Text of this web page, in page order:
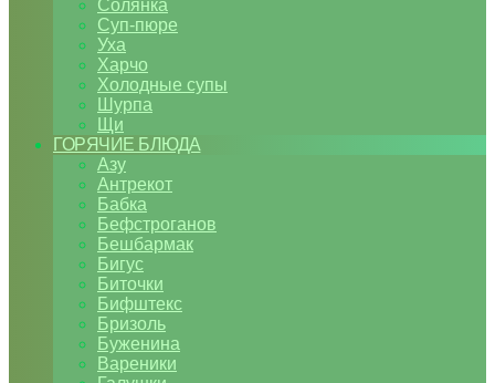
Солянка
Суп-пюре
Уха
Харчо
Холодные супы
Шурпа
Щи
ГОРЯЧИЕ БЛЮДА
Азу
Антрекот
Бабка
Бефстроганов
Бешбармак
Бигус
Биточки
Бифштекс
Бризоль
Буженина
Вареники